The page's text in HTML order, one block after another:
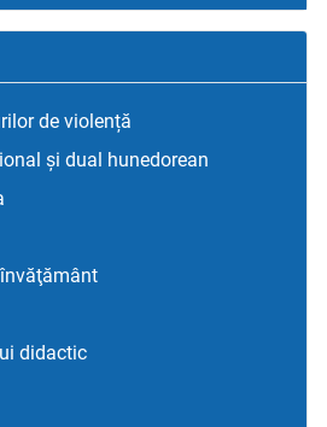
de violență
și dual hunedorean
didactic